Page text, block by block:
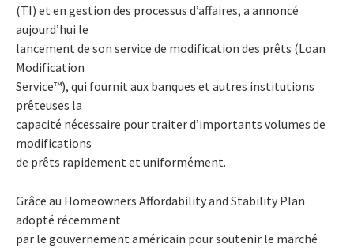
(TI) et en gestion des processus d’affaires, a annoncé
aujourd’hui le
lancement de son service de modification des prêts (Loan
Modification
Service™), qui fournit aux banques et autres institutions
prêteuses la
capacité nécessaire pour traiter d’importants volumes de
modifications
de prêts rapidement et uniformément.
Grâce au Homeowners Affordability and Stability Plan
adopté récemment
par le gouvernement américain pour soutenir le marché